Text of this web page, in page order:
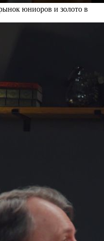
юниоров и золото в